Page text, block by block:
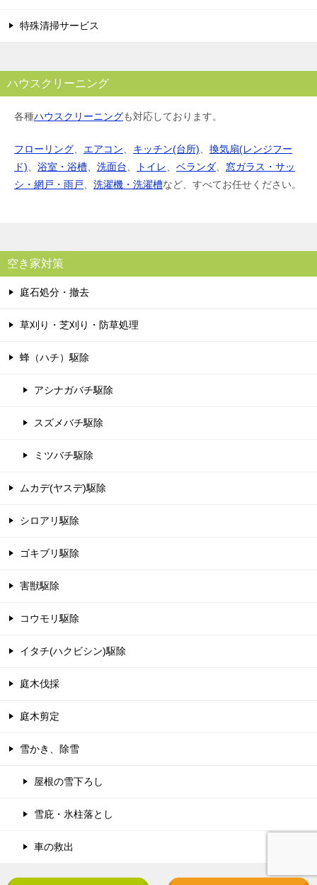
特殊清掃サービス
ハウスクリーニング
各種ハウスクリーニングも対応しております。
フローリング、 エアコン、 キッチン(台所)、 換気扇(レンジフー
ド)、 浴室・浴槽、 洗面台、 トイレ、 ベランダ、 窓ガラス・サッ
シ・網戸・雨戸、 洗濯機・洗濯槽など、すべてお任せください。
空き家対策
庭石処分・撤去
草刈り・芝刈り・防草処理
蜂（ハチ）駆除
アシナガバチ駆除
スズメバチ駆除
ミツバチ駆除
ムカデ(ヤスデ)駆除
シロアリ駆除
ゴキブリ駆除
害獣駆除
コウモリ駆除
イタチ(ハクビシン)駆除
庭木伐採
庭木剪定
雪かき、除雪
屋根の雪下ろし
雪庇・氷柱落とし
車の救出